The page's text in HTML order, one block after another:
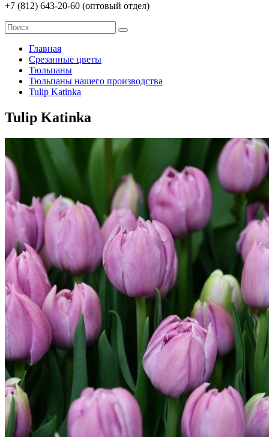
+7 (812) 643-20-60 (оптовый отдел)
Главная
Срезанные цветы
Тюльпаны
Тюльпаны нашего производства
Tulip Katinka
Tulip Katinka